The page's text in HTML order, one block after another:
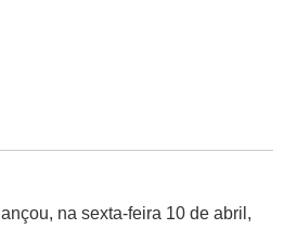
lançou, na sexta-feira 10 de abril,